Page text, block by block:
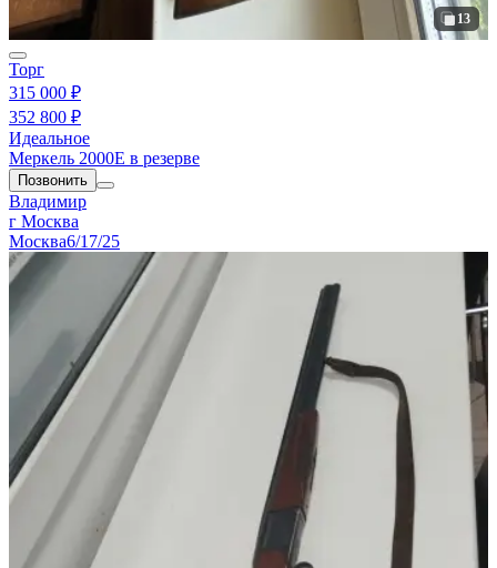
13
Торг
315 000 ₽
352 800 ₽
Идеальное
Меркель 2000Е в резерве
Позвонить
Владимир
г Москва
Москва6/17/25